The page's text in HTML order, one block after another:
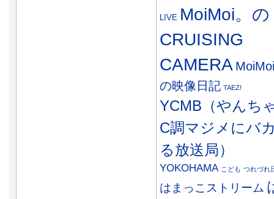
LIVE MoiMoi。の
CRUISING
CAMERA
の映像日記 TAEZ!
YCMB（やんち
C調マジメにバ
る放送局）
YOKOHAMA こども つれづれ
はまっこストリーム